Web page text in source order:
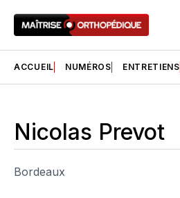
ACCUEIL NUMÉROS ENTRETIENS
Nicolas Prevot
Bordeaux